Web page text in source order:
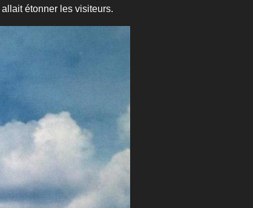
allait étonner les visiteurs.